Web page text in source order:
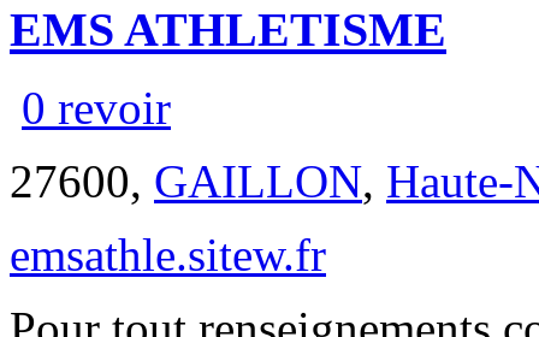
EMS ATHLETISME
0 revoir
27600, GAILLON, Haute-
emsathle.sitew.fr